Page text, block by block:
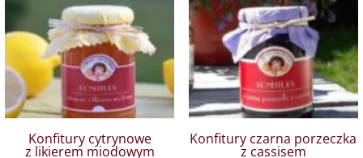
Konfitury cytrynowe
z likierem miodowym
Konfitury czarna porzeczka
z cassisem